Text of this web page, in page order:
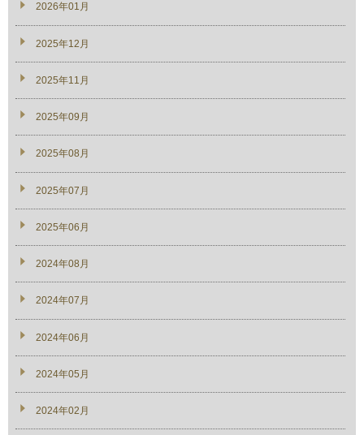
2026年01月
2025年12月
2025年11月
2025年09月
2025年08月
2025年07月
2025年06月
2024年08月
2024年07月
2024年06月
2024年05月
2024年02月